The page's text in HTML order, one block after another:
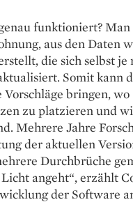
funktioniert? Man
aus den Daten
die sich selbst je
Somit kann
bringen, wo
zu platzieren und
Mehrere Jahre
der aktuellen
Durchbrüche
angeht“, erzählt
der Software